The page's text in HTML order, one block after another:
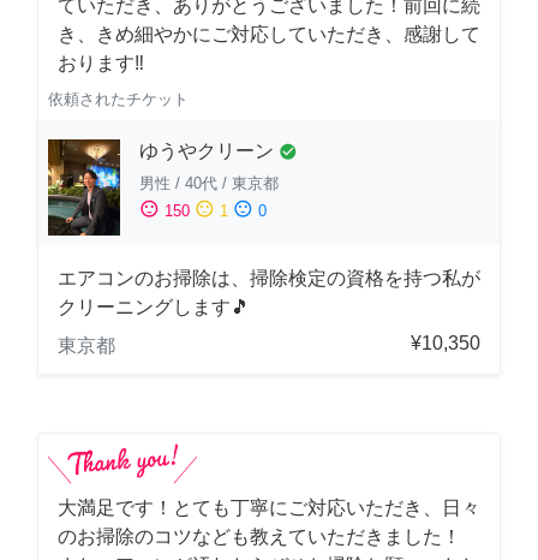
ていただき、ありがとうございました！前回に続
き、きめ細やかにご対応していただき、感謝して
おります‼️
依頼されたチケット
ゆうやクリーン check_circle
男性 / 40代 / 東京都
sentiment_satisfied 150 sentiment_neutral 1 sentiment_dissatisfied 0
エアコンのお掃除は、掃除検定の資格を持つ私が
クリーニングします🎵
東京都
¥10,350
大満足です！とても丁寧にご対応いただき、日々
のお掃除のコツなども教えていただきました！